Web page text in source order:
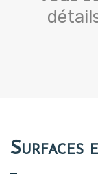
Surfaces